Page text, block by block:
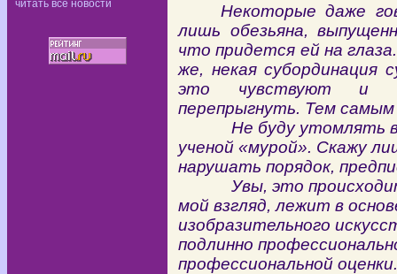
читать все новости
Некоторые даже
лишь обезьяна,
что придется ей на
же, некая субординация
это чувствуют и
перепрыгнуть. Тем
Не буду утомлять вас
ученой «мурой». Скажу
нарушать порядок,
Увы, это происходит
мой взгляд, лежит в
изобразительного
подлинно
профессиональной